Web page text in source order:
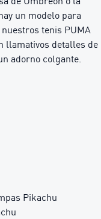
un modelo para
tenis PUMA
llamativos detalles de
adorno colgante.
Pikachu